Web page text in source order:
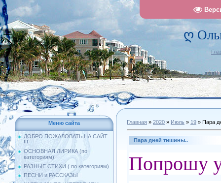
ღ
Меню сайта
ДОБРО ПОЖАЛОВАТЬ НА САЙТ
!!!
ОСНОВНАЯ ЛИРИКА (по
категориям)
РАЗНЫЕ СТИХИ ( по категориям)
ПЕСНИ и РАССКАЗЫ
Главная » 2020 » Июль » 19 » Пара
Пара дней тишины..
Попрошу